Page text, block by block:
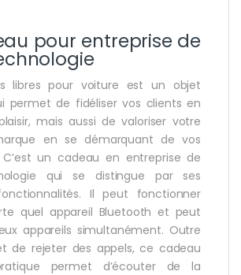
pour entreprise de
libres pour voiture est un objet
permet de fidéliser vos clients en
mais aussi de valoriser votre
en se démarquant de vos
C’est un cadeau en entreprise de
qui se distingue par ses
Il peut fonctionner
quel appareil Bluetooth et peut
appareils simultanément. Outre
de rejeter des appels, ce cadeau
permet d’écouter de la